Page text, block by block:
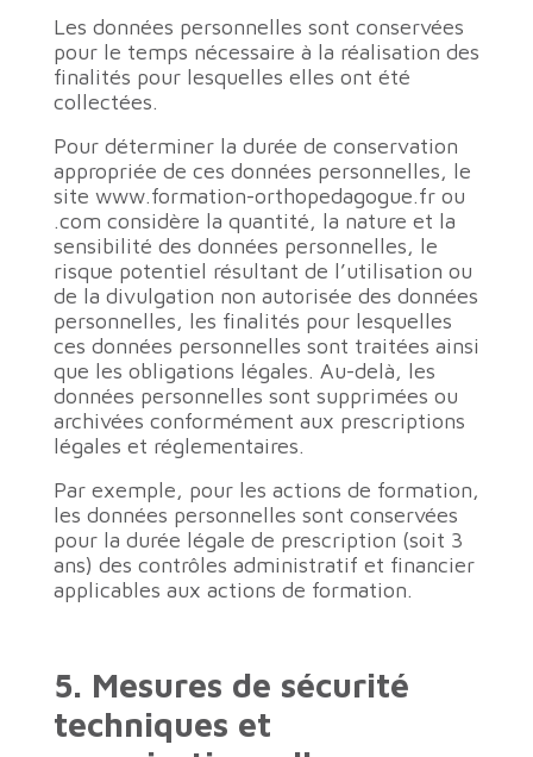
Les données personnelles sont conservées
pour le temps nécessaire à la réalisation des
finalités pour lesquelles elles ont été
collectées.
Pour déterminer la durée de conservation
appropriée de ces données personnelles, le
site www.formation-orthopedagogue.fr ou
.com considère la quantité, la nature et la
sensibilité des données personnelles, le
risque potentiel résultant de l’utilisation ou
de la divulgation non autorisée des données
personnelles, les finalités pour lesquelles
ces données personnelles sont traitées ainsi
que les obligations légales. Au-delà, les
données personnelles sont supprimées ou
archivées conformément aux prescriptions
légales et réglementaires.
Par exemple, pour les actions de formation,
les données personnelles sont conservées
pour la durée légale de prescription (soit 3
ans) des contrôles administratif et financier
applicables aux actions de formation.
5. Mesures de sécurité
techniques et